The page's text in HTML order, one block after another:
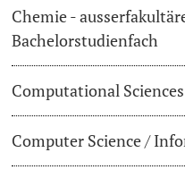
weitere Informationen
Belegen
Termine & Fristen
Dokumente und
Chemie -
Bachelorstudienfach
Computational Sciences
Computer Science /